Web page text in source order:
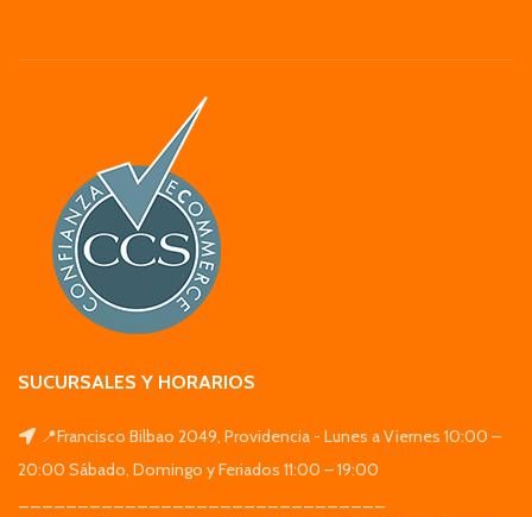
SUCURSALES Y HORARIOS
📍Francisco Bilbao 2049, Providencia - Lunes a Viernes 10:00 –
20:00 Sábado, Domingo y Feriados 11:00 – 19:00